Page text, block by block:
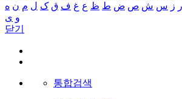
ر ز س ش ص ض ط ظ ع غ ف ق ک ل م ن ه
و ی
닫기
통합검색